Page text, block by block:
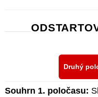
Druhý
Souhrn 1. poločasu: